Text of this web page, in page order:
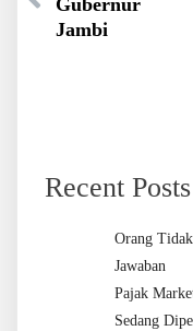
Jambi
Recent Posts
Orang
Jawaban
Pajak
Sedang